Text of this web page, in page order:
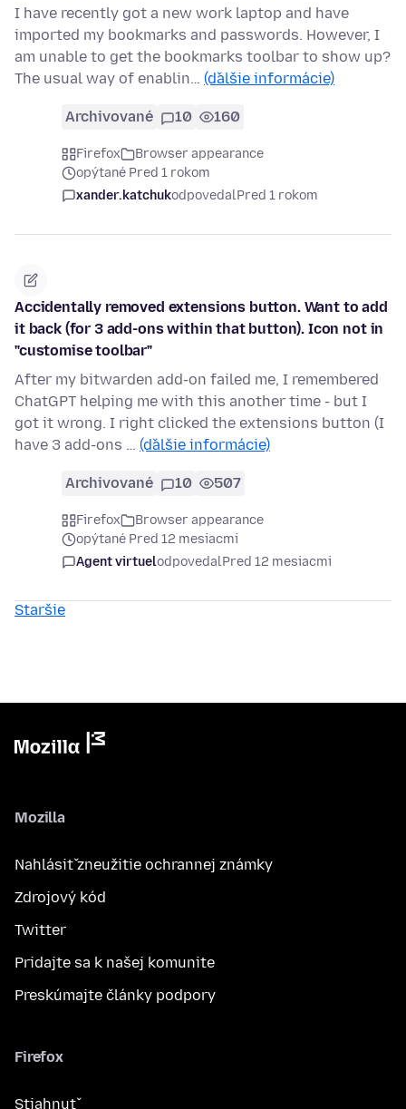
I have recently got a new work laptop and have
imported my bookmarks and passwords. However, I
am unable to get the bookmarks toolbar to show up?
The usual way of enablin… (ďalšie informácie)
Archivované 10 160
Firefox
Browser appearance
opýtané Pred 1 rokom
xander.katchukodpovedalPred 1 rokom
Accidentally removed extensions button. Want to add
it back (for 3 add-ons within that button). Icon not in
"customise toolbar"
After my bitwarden add-on failed me, I remembered
ChatGPT helping me with this another time - but I
got it wrong. I right clicked the extensions button (I
have 3 add-ons … (ďalšie informácie)
Archivované 10 507
Firefox
Browser appearance
opýtané Pred 12 mesiacmi
Agent virtuelodpovedalPred 12 mesiacmi
Staršie
Mozilla
Nahlásiť zneužitie ochrannej známky
Zdrojový kód
Twitter
Pridajte sa k našej komunite
Preskúmajte články podpory
Firefox
Stiahnuť